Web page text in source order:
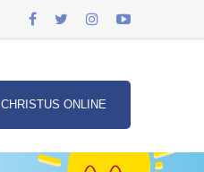
CHRISTUS ONLINE